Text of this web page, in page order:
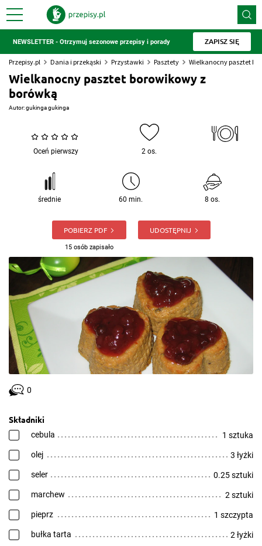
NEWSLETTER - Otrzymuj sezonowe przepisy i porady ZAPISZ SIĘ
Przepisy.pl Dania i przekąski Przystawki Pasztety Wielkanocny pasztet
Wielkanocny pasztet borowikowy z
borówką
Autor:gukinga gukinga
Oceń pierwszy 2 os.
średnie 60 min. 8 os.
POBIERZ PDF
15 osób zapisało
UDOSTĘPNIJ
0
Składniki
cebula 1 sztuka
olej 3 łyżki
seler 0.25 sztuki
marchew 2 sztuki
pieprz 1 szczypta
bułka tarta 2 łyżki